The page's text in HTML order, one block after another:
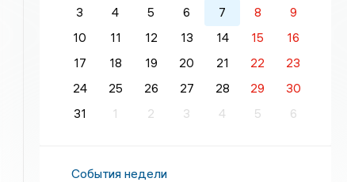
3
4 5 6 7 8
9
10
11 12 13 14 15
16
17
18 19 20 21 22
23
24
25 26 27 28 29
30
31
1 2 3 4 5 6
События недели